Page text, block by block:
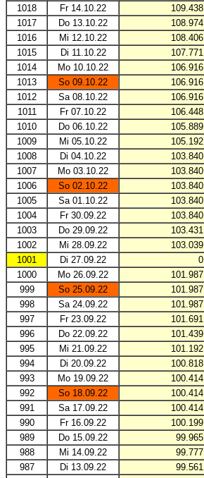
1018
Fr 14.10.22 109.438
1017
Do 13.10.22 108.974
1016
Mi 12.10.22 108.406
1015
Di 11.10.22 107.771
1014
Mo 10.10.22 106.916
1013
So 09.10.22 106.916
1012
Sa 08.10.22 106.916
1011
Fr 07.10.22 106.448
1010
Do 06.10.22 105.889
1009
Mi 05.10.22 105.192
1008
Di 04.10.22 103.840
1007
Mo 03.10.22 103.840
1006
So 02.10.22 103.840
1005
Sa 01.10.22 103.840
1004
Fr 30.09.22 103.840
1003
Do 29.09.22 103.431
1002
Mi 28.09.22 103.039
1001
Di 27.09.22 0
1000
Mo 26.09.22 101.987
999
So 25.09.22 101.987
998
Sa 24.09.22 101.987
997
Fr 23.09.22 101.691
996
Do 22.09.22 101.439
995
Mi 21.09.22 101.192
994
Di 20.09.22 100.818
993
Mo 19.09.22 100.414
992
So 18.09.22 100.414
991
Sa 17.09.22 100.414
990
Fr 16.09.22 100.199
989
Do 15.09.22 99.965
988
Mi 14.09.22 99.777
987
Di 13.09.22 99.561